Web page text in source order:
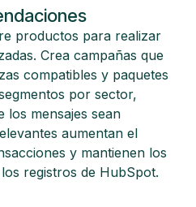
productos para realizar
Crea campañas que
compatibles y paquetes
por sector,
los mensajes sean
aumentan el
y mantienen los
registros de HubSpot.